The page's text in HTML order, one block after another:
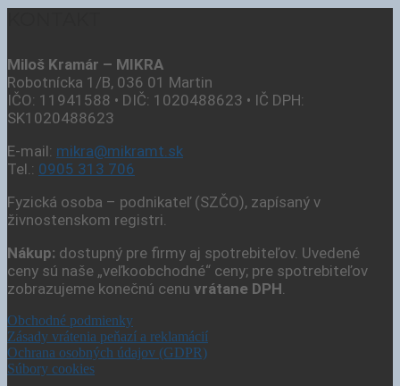
Miloš Kramár – MIKRA
Robotnícka 1/B, 036 01 Martin
IČO: 11941588 • DIČ: 1020488623 • IČ DPH:
SK1020488623
E-mail: mikra@mikramt.sk
Tel.: 0905 313 706
Fyzická osoba – podnikateľ (SZČO), zapísaný v
živnostenskom registri.
Nákup: dostupný pre firmy aj spotrebiteľov. Uvedené
ceny sú naše „veľkoobchodné“ ceny; pre spotrebiteľov
zobrazujeme konečnú cenu vrátane DPH.
Obchodné podmienky
Zásady vrátenia peňazí a reklamácií
Ochrana osobných údajov (GDPR)
Súbory cookies